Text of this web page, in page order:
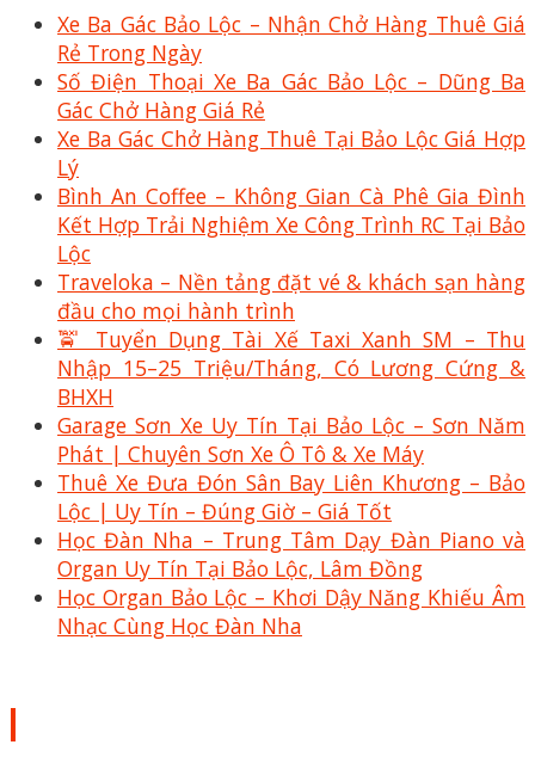
Xe Ba Gác Bảo Lộc – Nhận Chở Hàng Thuê Giá
Rẻ Trong Ngày
Số Điện Thoại Xe Ba Gác Bảo Lộc – Dũng Ba
Gác Chở Hàng Giá Rẻ
Xe Ba Gác Chở Hàng Thuê Tại Bảo Lộc Giá Hợp
Lý
Bình An Coffee – Không Gian Cà Phê Gia Đình
Kết Hợp Trải Nghiệm Xe Công Trình RC Tại Bảo
Lộc
Traveloka – Nền tảng đặt vé & khách sạn hàng
đầu cho mọi hành trình
🚖 Tuyển Dụng Tài Xế Taxi Xanh SM – Thu
Nhập 15–25 Triệu/Tháng, Có Lương Cứng &
BHXH
Garage Sơn Xe Uy Tín Tại Bảo Lộc – Sơn Năm
Phát | Chuyên Sơn Xe Ô Tô & Xe Máy
Thuê Xe Đưa Đón Sân Bay Liên Khương – Bảo
Lộc | Uy Tín – Đúng Giờ – Giá Tốt
Học Đàn Nha – Trung Tâm Dạy Đàn Piano và
Organ Uy Tín Tại Bảo Lộc, Lâm Đồng
Học Organ Bảo Lộc – Khơi Dậy Năng Khiếu Âm
Nhạc Cùng Học Đàn Nha